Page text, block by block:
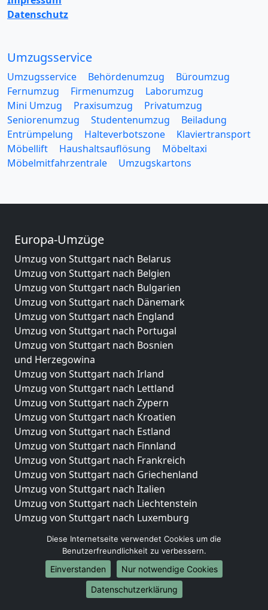
Datenschutz
Umzugsservice
Umzugsservice Behördenumzug
Büroumzug
Fernumzug
Firmenumzug
Laborumzug
Mini Umzug
Praxisumzug
Privatumzug
Seniorenumzug
Studentenumzug
Beiladung
Entrümpelung
Halteverbotszone
Klaviertransport
Möbellift
Haushaltsauflösung
Möbeltaxi
Möbelmitfahrzentrale
Umzugskartons
Europa-Umzüge
Umzug von Stuttgart nach Belarus
Umzug von Stuttgart nach Belgien
Umzug von Stuttgart nach Bulgarien
Umzug von Stuttgart nach Dänemark
Umzug von Stuttgart nach England
Umzug von Stuttgart nach Portugal
Umzug von Stuttgart nach Bosnien
und Herzegowina
Umzug von Stuttgart nach Irland
Umzug von Stuttgart nach Lettland
Umzug von Stuttgart nach Zypern
Umzug von Stuttgart nach Kroatien
Umzug von Stuttgart nach Estland
Umzug von Stuttgart nach Finnland
Umzug von Stuttgart nach Frankreich
Umzug von Stuttgart nach Griechenland
Umzug von Stuttgart nach Italien
Umzug von Stuttgart nach Liechtenstein
Umzug von Stuttgart nach Luxemburg
Umzug von Stuttgart nach Norwegen
Umzüge-Deutschlandweit
Umzug von Stuttgart nach Berlin
Diese Internetseite verwendet Cookies um die
Benutzerfreundlichkeit zu verbessern.
Einverstanden
Nur notwendige Cookies
Datenschutzerklärung